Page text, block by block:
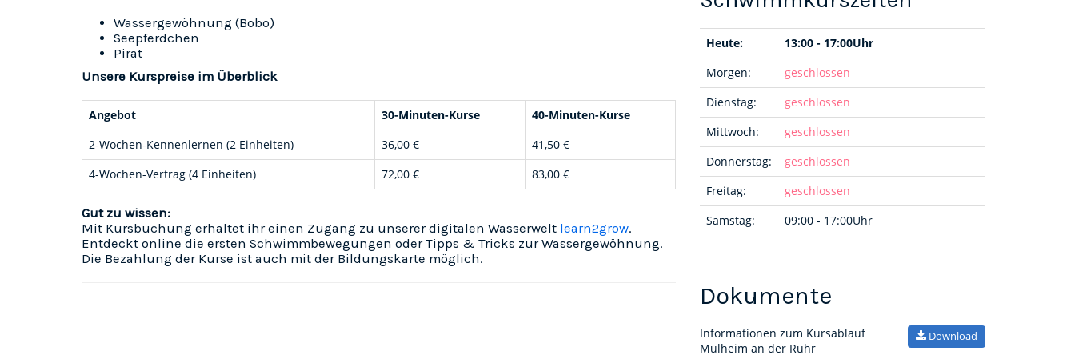
Wassergewöhnung (Bobo)
Seepferdchen
Pirat
Unsere Kurspreise im Überblick
Angebot 30-Minuten-Kurse
40-Minuten-Kurse
2-Wochen-Kennenlernen (2 Einheiten)
36,00 €
41,50 €
4-Wochen-Vertrag (4 Einheiten)
72,00 € 83,00 €
Gut zu wissen:
Mit Kursbuchung erhaltet ihr einen Zugang zu unserer digitalen Wasserwelt learn2grow.
Entdeckt online die ersten Schwimmbewegungen oder Tipps & Tricks zur Wassergewöhnung.
Die Bezahlung der Kurse ist auch mit der Bildungskarte möglich.
Heute:
13:00 - 17:00Uhr
Morgen:
geschlossen
Dienstag:
geschlossen
Mittwoch:
geschlossen
Donnerstag:
geschlossen
Freitag:
geschlossen
Samstag:
09:00 - 17:00Uhr
Dokumente
Informationen zum Kursablauf
Mülheim an der Ruhr
Download